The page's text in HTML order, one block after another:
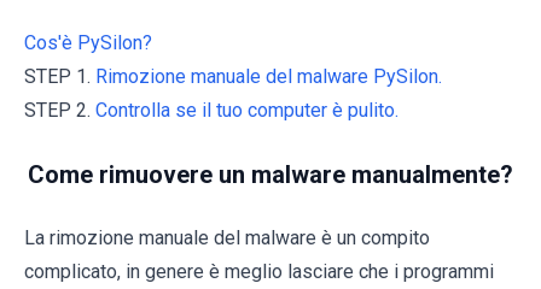
Cos'è PySilon?
STEP 1. Rimozione manuale del malware PySilon.
STEP 2. Controlla se il tuo computer è pulito.
Come rimuovere un malware manualmente?
La rimozione manuale del malware è un compito
complicato, in genere è meglio lasciare che i programmi